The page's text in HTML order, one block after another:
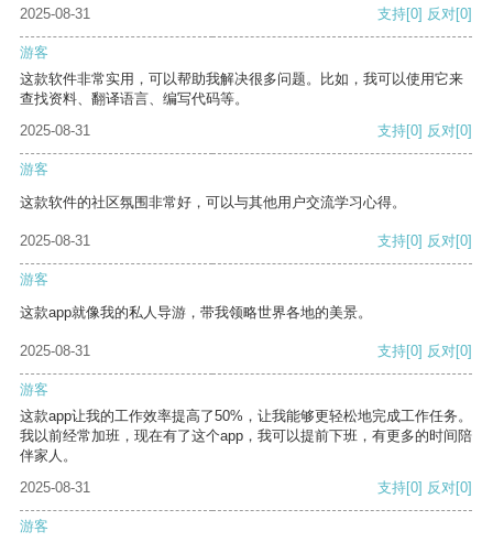
2025-08-31 支持[0] 反对[0]
游客
这款软件非常实用，可以帮助我解决很多问题。比如，我可以使用它来
查找资料、翻译语言、编写代码等。
2025-08-31
支持[0] 反对[0]
游客
这款软件的社区氛围非常好，可以与其他用户交流学习心得。
2025-08-31 支持[0] 反对[0]
游客
这款app就像我的私人导游，带我领略世界各地的美景。
2025-08-31 支持[0] 反对[0]
游客
这款app让我的工作效率提高了50%，让我能够更轻松地完成工作任务。
我以前经常加班，现在有了这个app，我可以提前下班，有更多的时间陪
伴家人。
2025-08-31
支持[0] 反对[0]
游客